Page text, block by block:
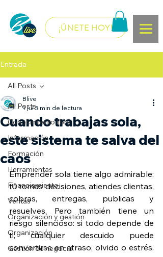
¡ÚNETE HOY!
Entrada
All Posts
Conocimiento libre
Información
Formación
Herramientas
Financiamiento
Ventas
Organización y gestión
Organización
Gestión de negocio
All Posts
Cuando trabajas sola,
este sistema te salva del
caos
Blive
1 jul3 min de lectura
Emprender sola tiene algo admirable:
tú tomas decisiones, atiendes clientas,
cobras, entregas, publicas y
resuelves. Pero también tiene un
riesgo silencioso: si todo depende de
ti, cualquier descuido puede
convertirse en atraso, olvido o estrés.